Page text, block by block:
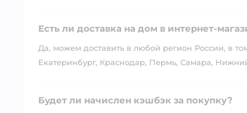
Есть ли доставка на дом в интернет-
Да, можем доставить в любой регион России, в
Екатеринбург, Краснодар, Пермь, Самара,
Будет ли начислен кэшбэк за покупку?